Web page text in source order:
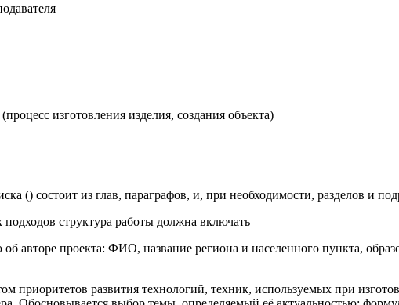
изготовления изделия, создания объекта)
() состоит из глав, параграфов, и, при необходимости, разделов и
структура работы должна включать
авторе проекта: ФИО, название региона и населенного пункта,
приоритетов развития технологий, техник, используемых при